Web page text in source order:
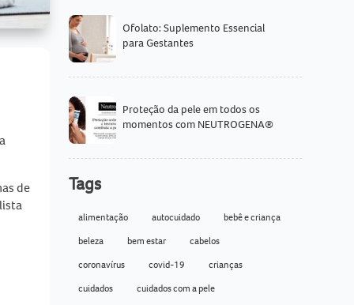
de
Ofolato: Suplemento Essencial
para Gestantes
Proteção da pele em todos os
momentos com NEUTROGENA®
Tags
alimentação autocuidado
bebê e criança
beleza
bem estar
cabelos
coronavírus
covid-19
crianças
cuidados
cuidados com a pele